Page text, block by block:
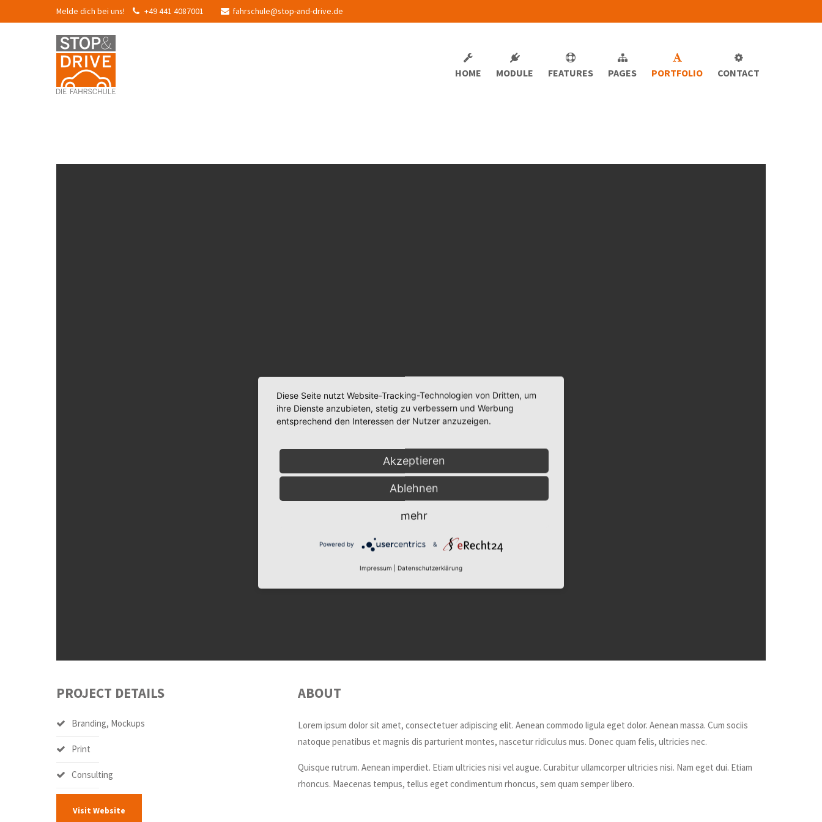
Melde dich bei uns! +49 441 4087001 fahrschule@stop-and-drive.de
HOME MODULE FEATURES PAGES PORTFOLIO CONTACT
PROJECT DETAILS
Branding, Mockups
Print
Consulting
Visit Website
ABOUT
Lorem ipsum dolor sit amet, consectetuer adipiscing elit. Aenean commodo ligula eget dolor. Aenean massa. Cum sociis
natoque penatibus et magnis dis parturient montes, nascetur ridiculus mus. Donec quam felis, ultricies nec.
Quisque rutrum. Aenean imperdiet. Etiam ultricies nisi vel augue. Curabitur ullamcorper ultricies nisi. Nam eget dui. Etiam
rhoncus. Maecenas tempus, tellus eget condimentum rhoncus, sem quam semper libero.
Diese Seite nutzt Website-Tracking-Technologien von Dritten, um
ihre Dienste anzubieten, stetig zu verbessern und Werbung
entsprechend den Interessen der Nutzer anzuzeigen.
Akzeptieren
Ablehnen
mehr
Powered by &
Impressum | Datenschutzerklärung